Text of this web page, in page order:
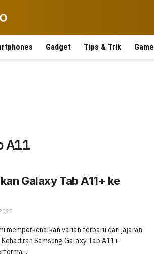
Gadget Tips & Trik Game
A11
Galaxy Tab A11+ ke
memperkenalkan varian terbaru dari jajaran
Samsung Galaxy Tab A11+
...